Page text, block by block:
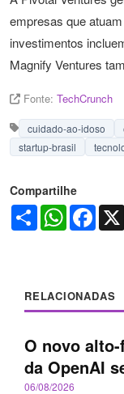
empresas que
investimentos
Magnify Ventures
Fonte: TechCrunch
cuidado-ao-idoso
startup-brasil
Compartilhe
Share WhatsApp
RELACIONADAS
O novo
da OpenAI
06/08/2026